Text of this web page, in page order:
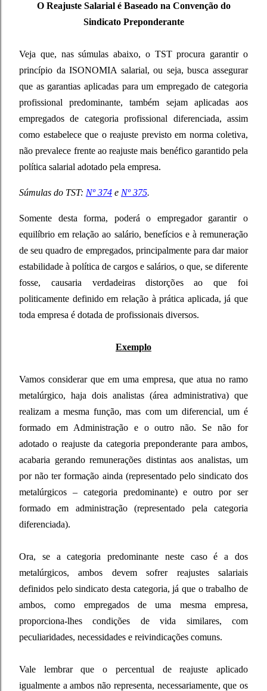
O Reajuste Salarial é Baseado na Convenção do
Sindicato Preponderante
Veja que, nas súmulas abaixo, o TST procura garantir o
princípio da ISONOMIA salarial, ou seja, busca assegurar
que as garantias aplicadas para um empregado de categoria
profissional predominante, também sejam aplicadas aos
empregados de categoria profissional diferenciada, assim
como estabelece que o reajuste previsto em norma coletiva,
não prevalece frente ao reajuste mais benéfico garantido pela
política salarial adotado pela empresa.
Súmulas do TST: Nº 374 e Nº 375.
Somente desta forma, poderá o empregador garantir o
equilíbrio em relação ao salário, benefícios e à remuneração
de seu quadro de empregados, principalmente para dar maior
estabilidade à política de cargos e salários, o que, se diferente
fosse, causaria verdadeiras distorções ao que foi
politicamente definido em relação à prática aplicada, já que
toda empresa é dotada de profissionais diversos.
Exemplo
Vamos considerar que em uma empresa, que atua no ramo
metalúrgico, haja dois analistas (área administrativa) que
realizam a mesma função, mas com um diferencial, um é
formado em Administração e o outro não. Se não for
adotado o reajuste da categoria preponderante para ambos,
acabaria gerando remunerações distintas aos analistas, um
por não ter formação ainda (representado pelo sindicato dos
metalúrgicos – categoria predominante) e outro por ser
formado em administração (representado pela categoria
diferenciada).
Ora, se a categoria predominante neste caso é a dos
metalúrgicos, ambos devem sofrer reajustes salariais
definidos pelo sindicato desta categoria, já que o trabalho de
ambos, como empregados de uma mesma empresa,
proporciona-lhes condições de vida similares, com
peculiaridades, necessidades e reivindicações comuns.
Vale lembrar que o percentual de reajuste aplicado
igualmente a ambos não representa, necessariamente, que os